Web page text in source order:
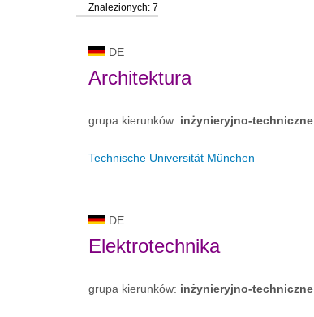
Znalezionych: 7
DE
Architektura
grupa kierunków: inżynieryjno-techniczne
Technische Universität München
DE
Elektrotechnika
grupa kierunków: inżynieryjno-techniczne